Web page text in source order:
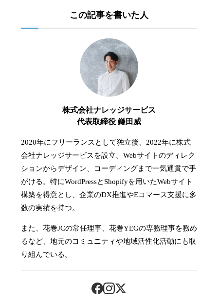
この記事を書いた人
株式会社ナレッジサービス
代表取締役 鎌田威
2020年にフリーランスとして独立後、2022年に株式
会社ナレッジサービスを設立。Webサイトのディレク
ションからデザイン、コーディングまで一気通貫で手
がける。特にWordPressとShopifyを用いたWebサイト
構築を得意とし、企業のDX推進やEコマース支援に多
数の実績を持つ。
また、花巻JCの常任理事、花巻YEGの専務理事を務め
るなど、地元のコミュニティや地域活性化活動にも取
り組んでいる。